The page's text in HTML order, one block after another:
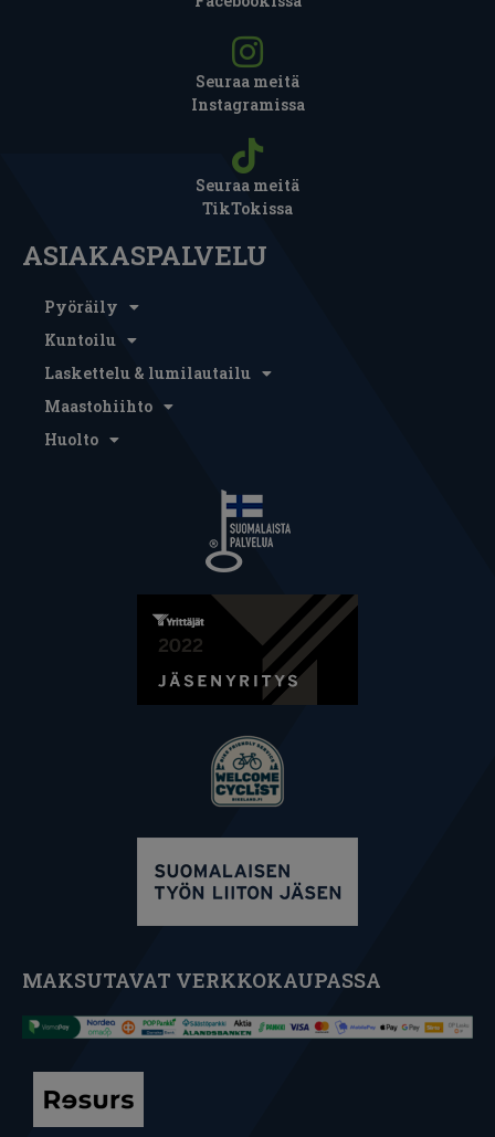
Seuraa meitä
Instagramissa
Seuraa meitä
TikTokissa
ASIAKASPALVELU
Pyöräily
Kuntoilu
Laskettelu & lumilautailu
Maastohiihto
Huolto
MAKSUTAVAT VERKKOKAUPASSA